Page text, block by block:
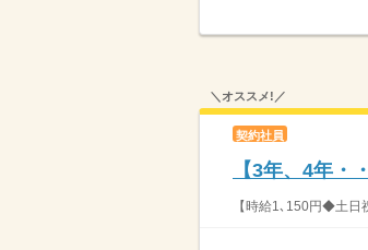
＼オススメ!／
契約社員
【3年、4年
【時給1､150円◆土